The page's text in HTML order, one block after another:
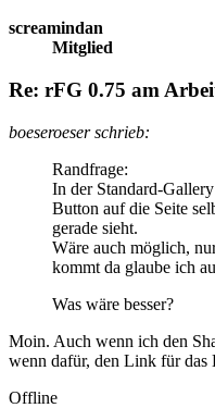
screamindan
Mitglied
Re: rFG 0.75 am
boeseroeser schrieb:
Randfrage:
In der Standard-
Button auf die Seite
gerade sieht.
Wäre auch möglich,
kommt da glaube ich
Was wäre besser?
Moin. Auch wenn ich den
wenn dafür, den Link für das
Offline